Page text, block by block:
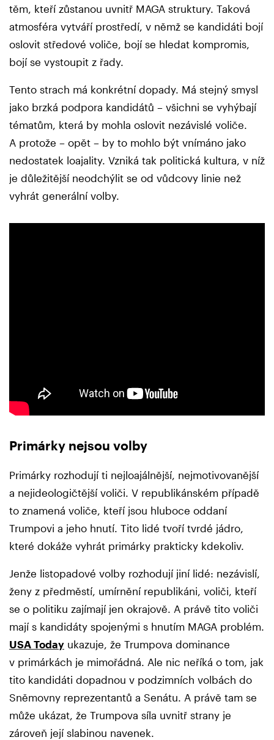
těm, kteří zůstanou uvnitř MAGA struktury. Taková
atmosféra vytváří prostředí, v němž se kandidáti bojí
oslovit středové voliče, bojí se hledat kompromis,
bojí se vystoupit z řady.
Tento strach má konkrétní dopady. Má stejný smysl
jako brzká podpora kandidátů – všichni se vyhýbají
tématům, která by mohla oslovit nezávislé voliče.
A protože – opět – by to mohlo být vnímáno jako
nedostatek loajality. Vzniká tak politická kultura, v níž
je důležitější neodchýlit se od vůdcovy linie než
vyhrát generální volby.
Primárky nejsou volby
Primárky rozhodují ti nejloajálnější, nejmotivovanější
a nejideologičtější voliči. V republikánském případě
to znamená voliče, kteří jsou hluboce oddaní
Trumpovi a jeho hnutí. Tito lidé tvoří tvrdé jádro,
které dokáže vyhrát primárky prakticky kdekoliv.
Jenže listopadové volby rozhodují jiní lidé: nezávislí,
ženy z předměstí, umírnění republikáni, voliči, kteří
se o politiku zajímají jen okrajově. A právě tito voliči
mají s kandidáty spojenými s hnutím MAGA problém.
USA Today ukazuje, že Trumpova dominance
v primárkách je mimořádná. Ale nic neříká o tom, jak
tito kandidáti dopadnou v podzimních volbách do
Sněmovny reprezentantů a Senátu. A právě tam se
může ukázat, že Trumpova síla uvnitř strany je
zároveň její slabinou navenek.